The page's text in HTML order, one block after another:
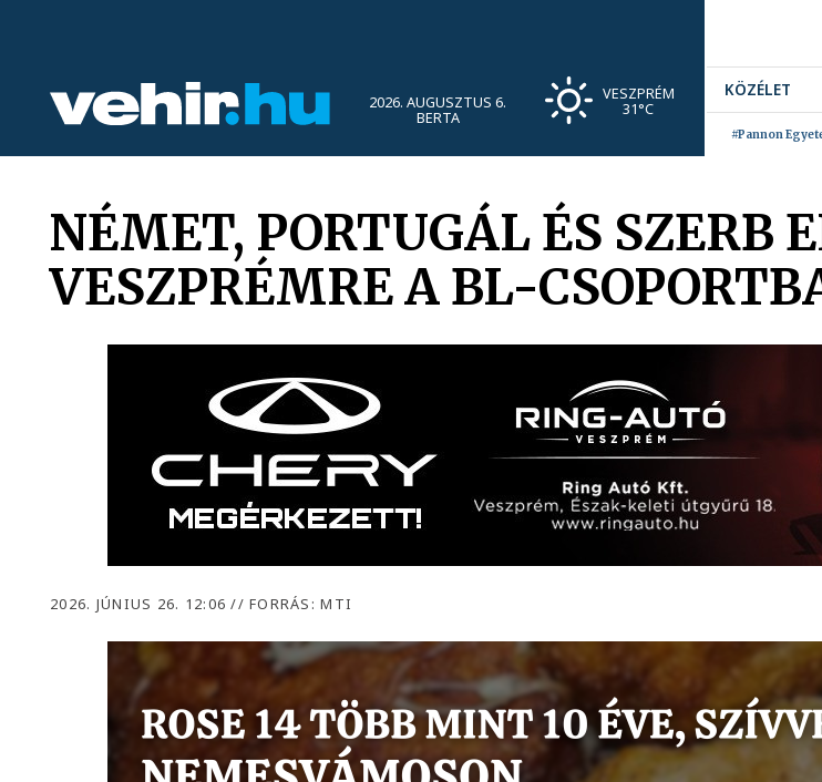
2026. AUGUSZTUS 6.
BERTA
VESZPRÉM
31°C
KÖZÉLET
#Pannon
NÉMET, PORTUGÁL ÉS SZERB
VESZPRÉMRE A BL-
2026. JÚNIUS 26. 12:06// FORRÁS: MTI